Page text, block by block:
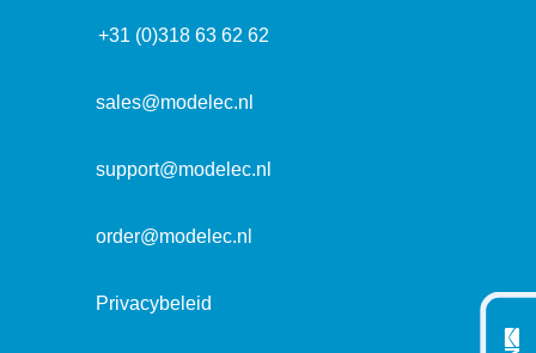
s
o
m
+31 (0)318 63 62 62
sales@modelec.nl
support@modelec.nl
order@modelec.nl
Privacybeleid